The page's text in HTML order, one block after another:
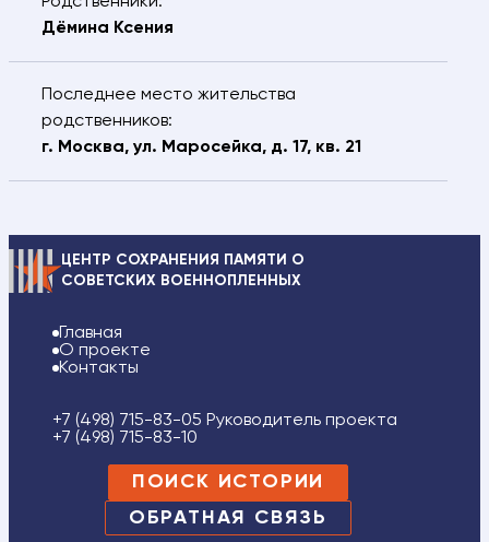
Дёмина Ксения
Последнее место жительства
родственников:
г. Москва, ул. Маросейка, д. 17, кв. 21
ЦЕНТР СОХРАНЕНИЯ ПАМЯТИ О
СОВЕТСКИХ ВОЕННОПЛЕННЫХ
Главная
О проекте
Контакты
+7 (498) 715-83-05 Руководитель проекта
+7 (498) 715-83-10
ПОИСК ИСТОРИИ
ОБРАТНАЯ СВЯЗЬ